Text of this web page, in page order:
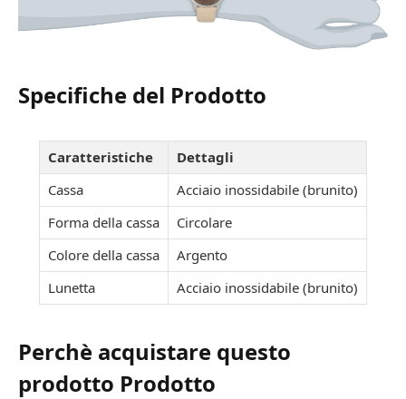
Specifiche del Prodotto
Caratteristiche
Dettagli
Cassa
Acciaio inossidabile (brunito)
Forma della cassa
Circolare
Colore della cassa
Argento
Lunetta
Acciaio inossidabile (brunito)
Perchè acquistare questo
prodotto Prodotto